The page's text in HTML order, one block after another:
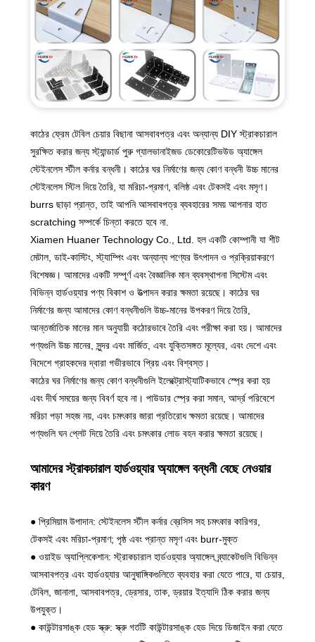
কাঠের ফ্রেম টেবিল চেয়ার বিছানা আসবাবপত্র এবং অন্যান্য DIY স্ট্রাকচারাল
সুরক্ষিত করার জন্য স্ট্যান্ডার্ড পুরু গ্যালভানাইজড ডেকোরেটিভউড অ্যাঙ্গেল
স্টেইনলেস স্টীল কর্নার বন্ধনী। কাঠের ঘর নির্মাণের জন্য কোণ বন্ধনী উচ্চ মানের
স্টেইনলেস স্টিল দিয়ে তৈরি, যা মরিচা-প্রমাণ, বলিষ্ঠ এবং টেকসই এবং মসৃণ।
burrs ছাড়া প্রান্ত, তাই আপনি আসবাবপত্র ব্যবহারের সময় আপনার হাত
scratching সম্পর্কে চিন্তা করতে হবে না.
Xiamen Huaner Technology Co., Ltd. হল একটি কোম্পানী যা শীট
মেটাল, ডাই-কাস্টিং, স্ট্যাম্পিং এবং অন্যান্য পণ্যের উৎপাদন ও প্রক্রিয়াকরণে
বিশেষজ্ঞ। আমাদের একটি সম্পূর্ণ এবং বৈজ্ঞানিক মান ব্যবস্থাপনা সিস্টেম এবং
বিভিন্ন হার্ডওয়্যার পণ্য বিকাশ ও উত্পাদন করার ক্ষমতা রয়েছে। কাঠের ঘর
নির্মাণের জন্য আমাদের কোণ বন্ধনীগুলি উচ্চ-মানের উপকরণ দিয়ে তৈরি,
আন্তর্জাতিক মানের মান অনুযায়ী কঠোরভাবে তৈরি এবং পরীক্ষা করা হয়। আমাদের
পণ্যগুলি উচ্চ মানের, সুন্দর এবং মার্জিত, এবং যুক্তিসঙ্গত মূল্যের, এবং দেশে এবং
বিদেশে গ্রাহকদের দ্বারা গভীরভাবে প্রিয় এবং বিশ্বস্ত।
কাঠের ঘর নির্মাণের জন্য কোণ বন্ধনীগুলি ইলেক্ট্রোস্ট্যাটিকভাবে স্প্রে করা হয়
এবং দীর্ঘ সময়ের জন্য বিবর্ণ হবে না। পাউডার স্প্রে করা সমান, আর্দ্র পরিবেশে
মরিচা পড়া সহজ নয়, এবং চমৎকার জারা প্রতিরোধ ক্ষমতা রয়েছে। আমাদের
পণ্যগুলি ঘন প্লেট দিয়ে তৈরি এবং চমৎকার লোড বহন করার ক্ষমতা রয়েছে।
আমাদের স্ট্রাকচারাল হার্ডওয়্যার অ্যাঙ্গেল বন্ধনী বেছে নেওয়ার
কারণ
● প্রিমিয়াম উপাদান: স্টেইনলেস স্টীল কর্নার ব্রেসিস সহ চমৎকার কারিগর,
টেকসই এবং মরিচা-প্রমাণ; পৃষ্ঠ এবং প্রান্ত মসৃণ এবং burr-মুক্ত
● ওয়াইড অ্যাপ্লিকেশান: স্ট্রাকচারাল হার্ডওয়্যার অ্যাঙ্গেল ব্র্যাকেটগুলি বিভিন্ন
আসবাবপত্র এবং হার্ডওয়্যার আনুষাঙ্গিকগুলিতে ব্যবহার করা যেতে পারে, যা চেয়ার,
টেবিল, জানালা, আসবাবপত্র, ড্রেসার, তাক, ড্রয়ার ইত্যাদি ঠিক করার জন্য
উপযুক্ত।
● কাউন্টারসাঙ্ক হেড স্ক্রু: স্ক্রু গর্তটি কাউন্টারসাঙ্ক হেড দিয়ে ডিজাইন করা যেতে